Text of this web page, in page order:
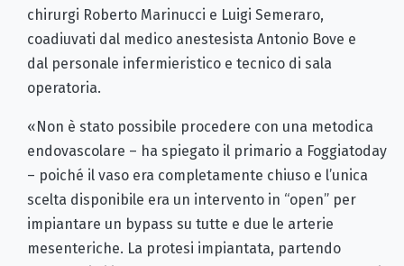
chirurgi Roberto Marinucci e Luigi Semeraro,
coadiuvati dal medico anestesista Antonio Bove e
dal personale infermieristico e tecnico di sala
operatoria.
«Non è stato possibile procedere con una metodica
endovascolare – ha spiegato il primario a Foggiatoday
– poiché il vaso era completamente chiuso e l’unica
scelta disponibile era un intervento in “open” per
impiantare un bypass su tutte e due le arterie
mesenteriche. La protesi impiantata, partendo